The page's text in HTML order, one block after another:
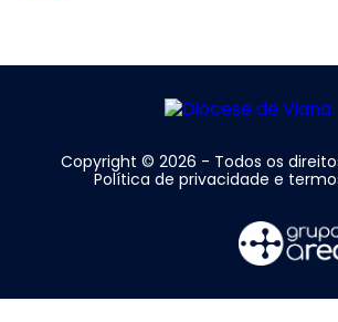
Copyright © 2026 - Todos os
Política de privacidade e